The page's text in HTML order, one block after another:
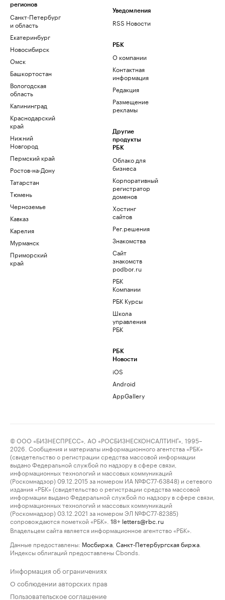
регионов
Санкт-Петербург
и область
Екатеринбург
Новосибирск
Омск
Башкортостан
Вологодская
область
Калининград
Краснодарский
край
Нижний
Новгород
Пермский край
Ростов-на-Дону
Татарстан
Тюмень
Черноземье
Кавказ
Карелия
Мурманск
Приморский
край
Уведомления
RSS Новости
РБК
О компании
Контактная
информация
Редакция
Размещение
рекламы
Другие
продукты
РБК
Облако для
бизнеса
Корпоративный
регистратор
доменов
Хостинг
сайтов
Рег.решения
Знакомства
Сайт
знакомств
podbor.ru
РБК
Компании
РБК Курсы
Школа
управления
РБК
РБК
Новости
iOS
Android
AppGallery
© ООО «БИЗНЕСПРЕСС», АО «РОСБИЗНЕСКОНСАЛТИНГ», 1995–
2026. Сообщения и материалы информационного агентства «РБК»
(свидетельство о регистрации средства массовой информации
выдано Федеральной службой по надзору в сфере связи,
информационных технологий и массовых коммуникаций
(Роскомнадзор) 09.12.2015 за номером ИА №ФС77-63848) и сетевого
издания «РБК» (свидетельство о регистрации средства массовой
информации выдано Федеральной службой по надзору в сфере связи,
информационных технологий и массовых коммуникаций
(Роскомнадзор) 03.12.2021 за номером ЭЛ №ФС77-82385)
сопровождаются пометкой «РБК».
18+ letters@rbc.ru
Владельцем сайта является информационное агентство «РБК».
Данные предоставлены: Мосбиржа Санкт-Петербургская биржа
Индексы облигаций предоставлены Cbonds.
Информация об ограничениях
О соблюдении авторских прав
Пользовательское соглашение